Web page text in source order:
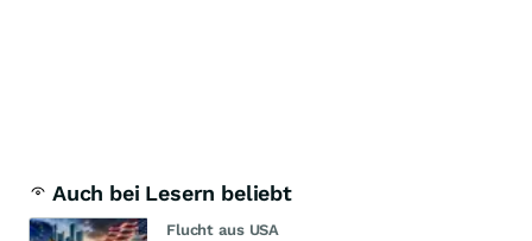
Auch bei Lesern beliebt
Flucht aus USA